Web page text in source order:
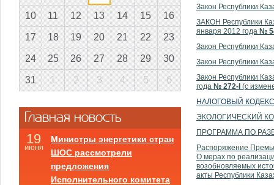
Закон Республики
ЗАКОН Республики
января 2012 года №
Закон Республики
Закон Республики
Закон Республики
года № 272-I (с
НАЛОГОВЫЙ КОДЕКС
ЭКОЛОГИЧЕСКИЙ
ПРОГРАММА ПО
Распоряжение
О мерах по
возобновляемых
акты Республики
10 11 12 13 14 15 16
17 18 19 20 21 22 23
24 25 26 27 28 29 30
31 1 2 3 4 5 6
Главная новость
19
июня
Министры энергетики стран
ШОС рассмотрели
предложения
Исполнительного комитета